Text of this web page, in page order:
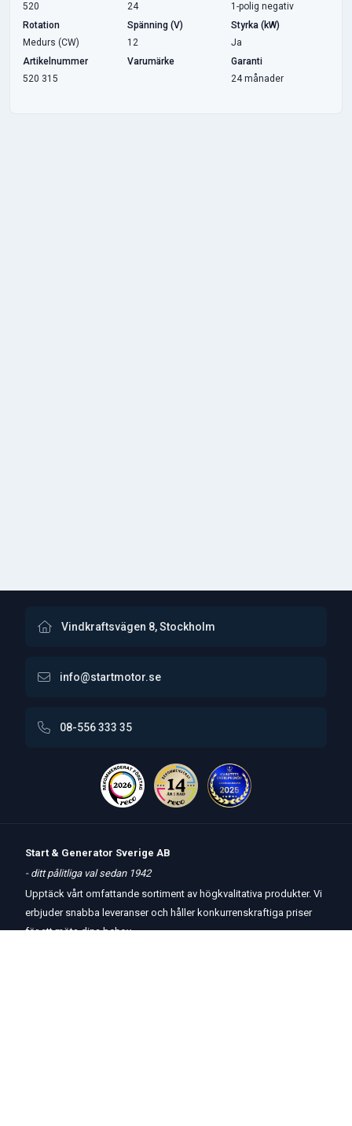
520
24
1-polig negativ
Rotation
Medurs (CW)
Spänning (V)
12
Styrka (kW)
Ja
Artikelnummer
520 315
Varumärke
Garanti
24 månader
Vindkraftsvägen 8, Stockholm
info@startmotor.se
08-556 333 35
Start & Generator Sverige AB
- ditt pålitliga val sedan 1942
Upptäck vårt omfattande sortiment av högkvalitativa produkter. Vi
erbjuder snabba leveranser och håller konkurrenskraftiga priser
för att möta dina behov.